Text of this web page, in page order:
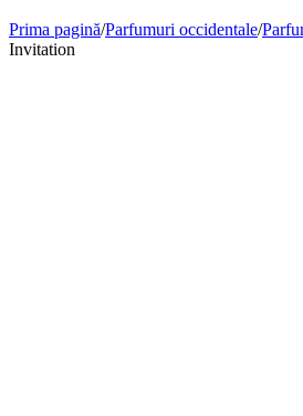
Prima pagină/Parfumuri occidentale/
Invitation